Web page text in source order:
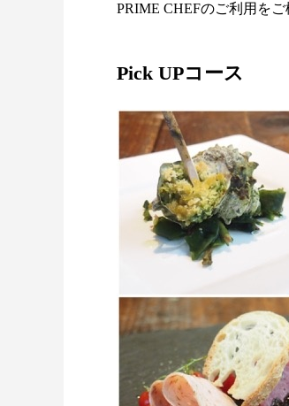
PRIME CHEFのご利用を
Pick UPコース